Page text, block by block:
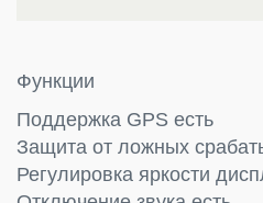
Функции
Поддержка GPS есть
Защита от ложных
Регулировка яркости